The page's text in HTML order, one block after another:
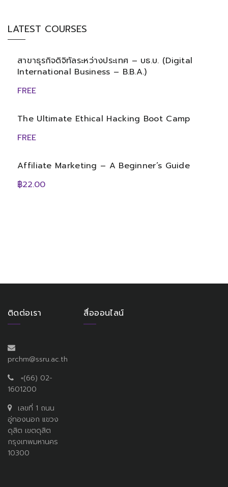
LATEST COURSES
สาขาธุรกิจดิจิทัลระหว่างประเทศ – บธ.บ. (Digital
International Business – B.B.A.)
FREE
The Ultimate Ethical Hacking Boot Camp
FREE
Affiliate Marketing – A Beginner’s Guide
฿22.00
ติดต่อเรา
prchm@ssru.ac.th
+(66) 02-
1601200
เลขที่ 1 ถนน
อู่ทองนอก แขวง
ดุสิต เขตดุสิต
กรุงเทพมหานคร
10300
สื่อออนไลน์